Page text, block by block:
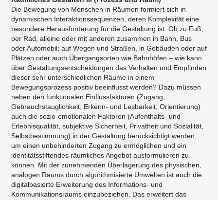
Die Bewegung von Menschen in Räumen formiert sich in
dynamischen Interaktionssequenzen, deren Komplexität eine
besondere Herausforderung für die Gestaltung ist. Ob zu Fuß,
per Rad, alleine oder mit anderen zusammen in Bahn, Bus
oder Automobil; auf Wegen und Straßen, in Gebäuden oder auf
Plätzen oder auch Übergangsorten wie Bahnhöfen – wie kann
über Gestaltungsentscheidungen das Verhalten und Empfinden
dieser sehr unterschiedlichen Räume in einem
Bewegungsprozess positiv beeinflusst werden? Dazu müssen
neben den funktionalen Einflussfaktoren (Zugang,
Gebrauchstauglichkeit, Erkenn- und Lesbarkeit, Orientierung)
auch die sozio-emotionalen Faktoren (Aufenthalts- und
Erlebnisqualität, subjektive Sicherheit, Privatheit und Sozialität,
Selbstbestimmung) in der Gestaltung berücksichtigt werden,
um einen unbehinderten Zugang zu ermöglichen und ein
identitätsstiftendes räumliches Angebot ausformulieren zu
können. Mit der zunehmenden Überlagerung des physischen,
analogen Raums durch algorithmisierte Umwelten ist auch die
digitalbasierte Erweiterung des Informations- und
Kommunikationsraums einzubeziehen. Das erweitert das